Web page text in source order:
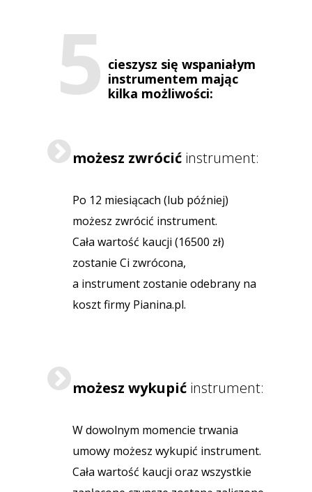
5 cieszysz się wspaniałym
instrumentem mając
kilka możliwości:
możesz zwrócić instrument:
Po 12 miesiącach (lub później)
możesz zwrócić instrument.
Cała wartość kaucji (16500 zł)
zostanie Ci zwrócona,
a instrument zostanie odebrany na
koszt firmy Pianina.pl.
możesz wykupić instrument:
W dowolnym momencie trwania
umowy możesz wykupić instrument.
Cała wartość kaucji oraz wszystkie